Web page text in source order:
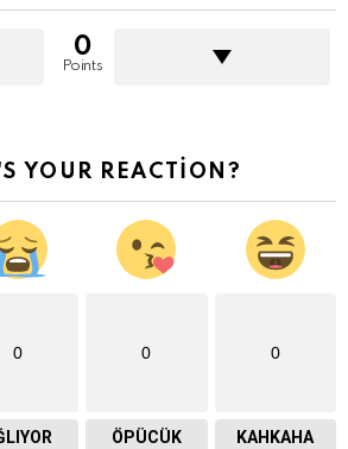
0
Points
YOUR REACTION?
0 0
ÖPÜCÜK
0
KAHKAHA